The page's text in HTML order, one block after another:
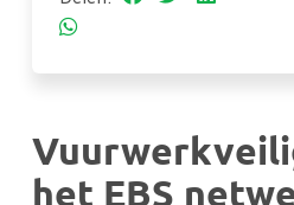
het EBS